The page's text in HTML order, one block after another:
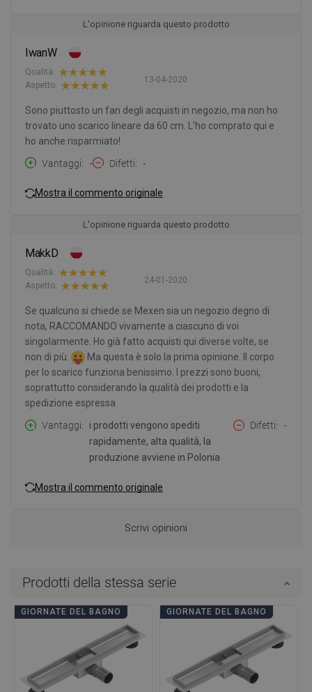
L'opinione riguarda questo prodotto
IwanW
13-04-2020
Qualità:
Aspetto:
Sono piuttosto un fan degli acquisti in negozio, ma non ho
trovato uno scarico lineare da 60 cm. L'ho comprato qui e
ho anche risparmiato!
Vantaggi
- Difetti -
Mostra il commento originale
L'opinione riguarda questo prodotto
MakkD
24-01-2020
Qualità:
Aspetto:
Se qualcuno si chiede se Mexen sia un negozio degno di
nota, RACCOMANDO vivamente a ciascuno di voi
singolarmente. Ho già fatto acquisti qui diverse volte, se
non di più.
Ma questa è solo la prima opinione. Il corpo
per lo scarico funziona benissimo. I prezzi sono buoni,
soprattutto considerando la qualità dei prodotti e la
spedizione espressa
Vantaggi
i prodotti vengono spediti
rapidamente, alta qualità, la
produzione avviene in Polonia
Difetti -
Mostra il commento originale
Scrivi opinioni
Prodotti della stessa serie
GIORNATE DEL BAGNO GIORNATE DEL BAGNO